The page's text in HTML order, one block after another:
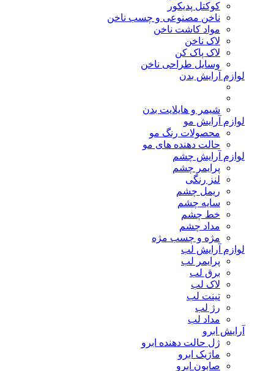
کوکتل پدیکور
ناخن مصنوعی و چسب ناخن
مواد کاشت ناخن
لاک ناخن
لاک پاک کن
وسایل طراحی ناخن
لوازم آرایش بدن
شیمر و هایلایت بدن
لوازم آرایش مو
محصولات رنگ مو
حالت دهنده های مو
لوازم آرایش چشم
پرایمر چشم
لنز رنگی
ریمل چشم
سایه چشم
خط چشم
مداد چشم
مژه و چسب مژه
لوازم آرایش لب
پرایمر لب
برق لب
لاک لب
تینت لب
رژ لب
مداد لب
آرایش ابرو
ژل حالت دهنده ابرو
ماژیک ابرو
صابون ابرو